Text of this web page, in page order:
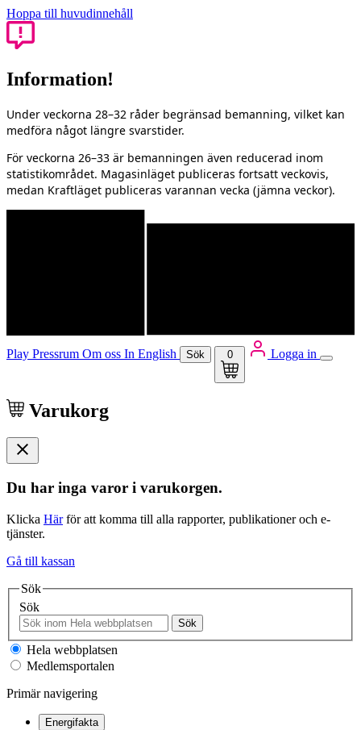
Hoppa till huvudinnehåll
Information!
Under veckorna 28–32 råder begränsad bemanning, vilket kan
medföra något längre svarstider.
För veckorna 26–33 är bemanningen även reducerad inom
statistikområdet. Magasinläget publiceras fortsatt veckovis,
medan Kraftläget publiceras varannan vecka (jämna veckor).
Play Pressrum Om oss In English Sök 0 Logga in
Varukorg
Du har inga varor i varukorgen.
Klicka Härför att komma till alla rapporter, publikationer och e-
tjänster.
Gå till kassan
Sök
Sök
Sök
Hela webbplatsen
Medlemsportalen
Primär navigering
Energifakta